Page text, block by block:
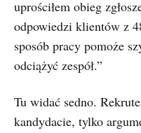
uprościłem obieg
odpowiedzi klientów z
sposób pracy pomoże
odciążyć zespół.”
Tu widać sedno.
kandydacie, tylko